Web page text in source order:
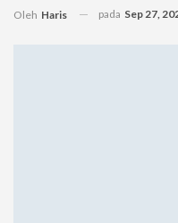
Oleh Haris pada Sep 27,